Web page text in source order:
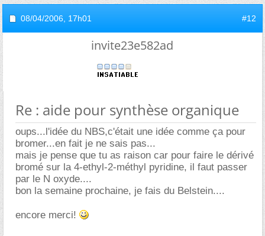
08/04/2006, 17h01 #12
invite23e582ad
Re : aide pour synthèse organique
oups...l'idée du NBS,c'était une idée comme ça pour
bromer...en fait je ne sais pas...
mais je pense que tu as raison car pour faire le dérivé
bromé sur la 4-ethyl-2-méthyl pyridine, il faut passer
par le N oxyde....
bon la semaine prochaine, je fais du Belstein....
encore merci!